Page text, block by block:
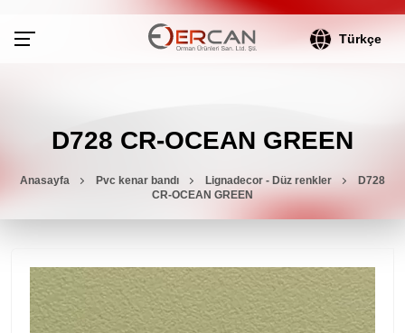
Türkçe
D728 CR-OCEAN GREEN
Anasayfa Pvc kenar bandı Lignadecor - Düz renkler
D728
CR-OCEAN GREEN